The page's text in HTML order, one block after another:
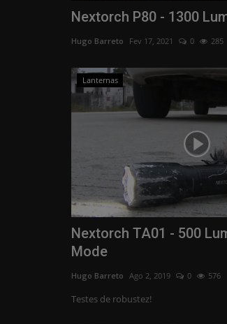
Nextorch P80 - 1300
Hugo Barreto Fev 17, 2021 0 285
Lanternas
Nextorch TA01 - 500
Mode
Hugo Barreto Ago 2, 2019 0 576
Testes de robustez!